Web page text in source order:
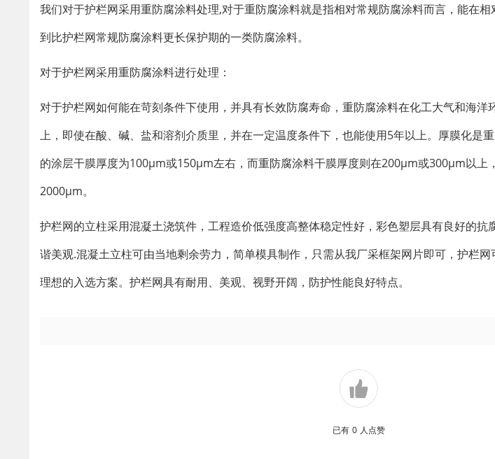
我们对于护栏网采用重防腐涂料处理,对于重防腐涂料就是指相对常规防腐涂料而言，能在
到比护栏网常规防腐涂料更长保护期的一类防腐涂料。
对于护栏网采用重防腐涂料进行处理：
对于护栏网如何能在苛刻条件下使用，并具有长效防腐寿命，重防腐涂料在化工大气和海洋
上，即使在酸、碱、盐和溶剂介质里，并在一定温度条件下，也能使用5年以上。厚膜化是
的涂层干膜厚度为100μm或150μm左右，而重防腐涂料干膜厚度则在200μm或300μm以
2000μm。
护栏网的立柱采用混凝土浇筑件，工程造价低强度高整体稳定性好，彩色塑层具有良好的抗
谐美观.混凝土立柱可由当地剩余劳力，简单模具制作，只需从我厂采框架网片即可，护栏
理想的入选方案。护栏网具有耐用、美观、视野开阔，防护性能良好特点。
已有 0 人点赞